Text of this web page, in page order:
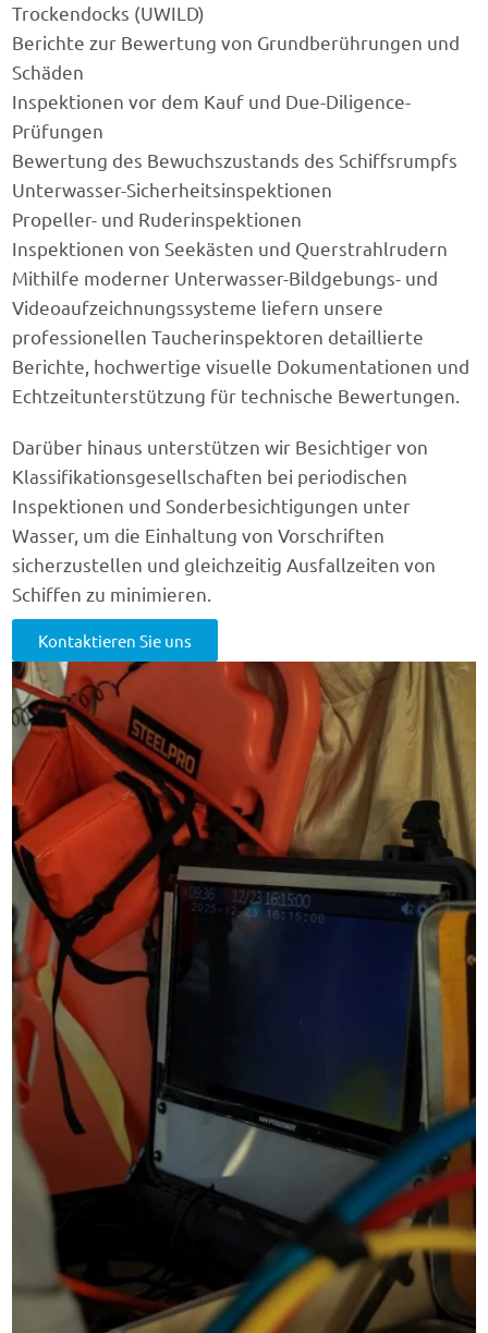
Trockendocks (UWILD)
Berichte zur Bewertung von Grundberührungen und
Schäden
Inspektionen vor dem Kauf und Due-Diligence-
Prüfungen
Bewertung des Bewuchszustands des Schiffsrumpfs
Unterwasser-Sicherheitsinspektionen
Propeller- und Ruderinspektionen
Inspektionen von Seekästen und Querstrahlrudern
Mithilfe moderner Unterwasser-Bildgebungs- und
Videoaufzeichnungssysteme liefern unsere
professionellen Taucherinspektoren detaillierte
Berichte, hochwertige visuelle Dokumentationen und
Echtzeitunterstützung für technische Bewertungen.
Darüber hinaus unterstützen wir Besichtiger von
Klassifikationsgesellschaften bei periodischen
Inspektionen und Sonderbesichtigungen unter
Wasser, um die Einhaltung von Vorschriften
sicherzustellen und gleichzeitig Ausfallzeiten von
Schiffen zu minimieren.
Kontaktieren Sie uns